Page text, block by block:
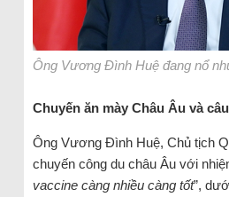
Ông Vương Đình Huệ đang nổ
Chuyến ăn mày Châu Âu và
Ông Vương Đình Huệ, Chủ tịch
chuyến công du châu Âu với
vaccine càng nhiều càng tốt”,